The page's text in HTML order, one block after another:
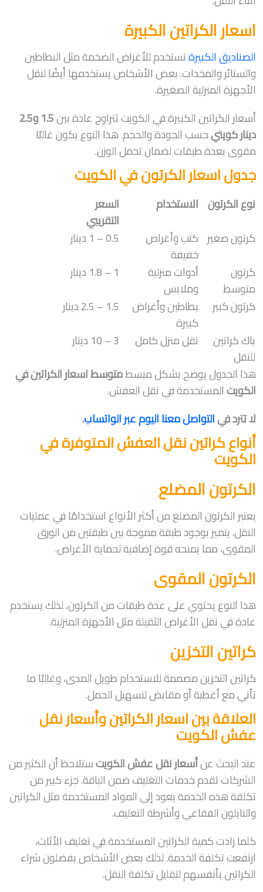
اسعار الكراتين الكبيرة
الصناديق الكبيرةتستخدم للأغراض الضخمة مثل البطاطين
والستائر والمخدات. بعض الأشخاص يستخدمها أيضًا لنقل
الأجهزة المنزلية الصغيرة.
أسعار الكراتين الكبيرة في الكويت تتراوح عادة بين
1.5 و2.5
دينار كويتيحسب الجودة والحجم. هذا النوع يكون غالبًا
مقوى بعدة طبقات لضمان تحمل الوزن.
جدول اسعار الكرتون في الكويت
نوع الكرتون الاستخدام
السعر
التقريبي
كرتون صغير كتب وأغراض
خفيفة
0.5 – 1 دينار
كرتون
متوسط
أدوات منزلية
وملابس
1 – 1.8 دينار
كرتون كبير
بطاطين وأغراض
كبيرة
1.5 – 2.5 دينار
باك كراتين
للنقل
نقل منزل كامل
3 – 10 دينار
هذا الجدول يوضح بشكل مبسطمتوسط اسعار الكراتين في
الكويتالمستخدمة في نقل العفش.
لا تترد فيالتواصل معنا اليوم عبر الواتساب.
أنواع كراتين نقل العفش المتوفرة في
الكويت
الكرتون المضلع
يعتبر الكرتون المضلع من أكثر الأنواع استخدامًا في عمليات
النقل. يتميز بوجود طبقة مموجة بين طبقتين من الورق
المقوى، مما يمنحه قوة إضافية لحماية الأغراض.
الكرتون المقوى
هذا النوع يحتوي على عدة طبقات من الكرتون، لذلك يستخدم
عادة في نقل الأغراض الثقيلة مثل الأجهزة المنزلية.
كراتين التخزين
كراتين التخزين مصممة للاستخدام طويل المدى، وغالبًا ما
تأتي مع أغطية أو مقابض لتسهيل الحمل.
العلاقة بين اسعار الكراتين وأسعار نقل
عفش الكويت
عند البحث عنأسعار نقل عفش الكويتستلاحظ أن الكثير من
الشركات تقدم خدمات التغليف ضمن الباقة. جزء كبير من
تكلفة هذه الخدمة يعود إلى المواد المستخدمة مثل الكراتين
والنايلون الفقاعي وأشرطة التغليف.
كلما زادت كمية الكراتين المستخدمة في تغليف الأثاث،
ارتفعت تكلفة الخدمة. لذلك بعض الأشخاص يفضلون شراء
الكراتين بأنفسهم لتقليل تكلفة النقل.